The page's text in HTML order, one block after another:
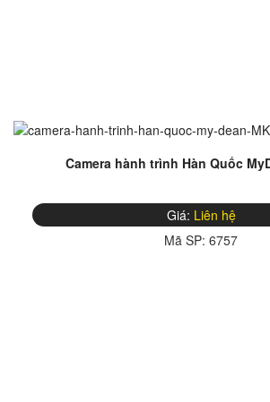
Camera hành trình Hàn Quốc
Giá: Liên hệ
Mã SP: 6757